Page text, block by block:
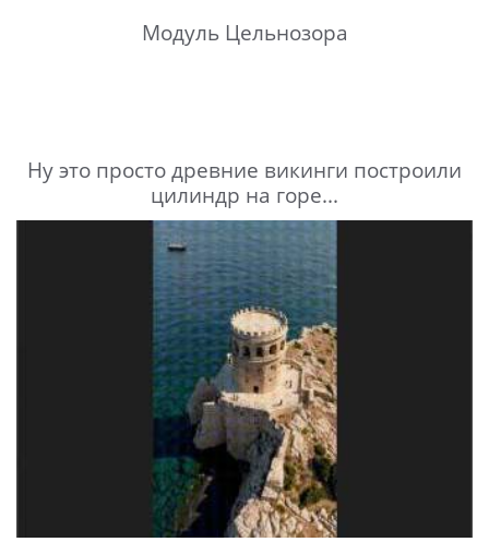
Модуль Цельнозора
Ну это просто древние викинги построили
цилиндр на горе...